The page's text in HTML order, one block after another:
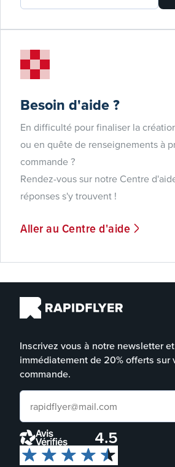
Besoin d'aide ?
En difficulté pour finaliser la
ou en quête de renseignements à
commande ?
Rendez-vous sur notre Centre
réponses s'y trouvent !
Aller au Centre d'aide
Inscrivez vous à notre newsletter
immédiatement de 20% offerts sur
commande.
4.5